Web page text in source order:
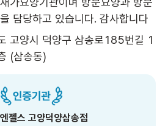
담당하고 있습니다. 감사합니다
고양시 덕양구 삼송로185번길 1
(삼송동)
젤스 고양덕양삼송점